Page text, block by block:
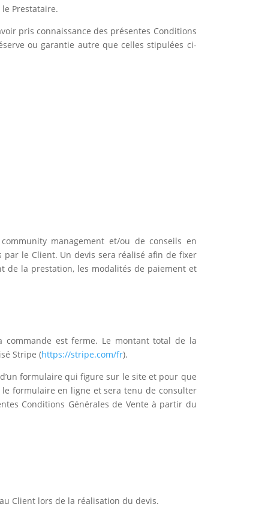
Prestataire.
pris connaissance des présentes Conditions
ou garantie autre que celles stipulées ci-
management et/ou de conseils en
le Client. Un devis sera réalisé afin de fixer
de la prestation, les modalités de paiement et
est ferme. Le montant total de la
Stripe (https://stripe.com/fr).
formulaire qui figure sur le site et pour que
le formulaire en ligne et sera tenu de consulter
Conditions Générales de Vente à partir du
Client lors de la réalisation du devis.